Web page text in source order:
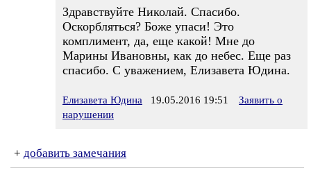
Здравствуйте Николай. Спасибо.
Оскорбляться? Боже упаси! Это
комплимент, да, еще какой! Мне до
Марины Ивановны, как до небес. Еще раз
спасибо. С уважением, Елизавета Юдина.
Елизавета Юдина 19.05.2016 19:51
Заявить о
нарушении
+ добавить замечания